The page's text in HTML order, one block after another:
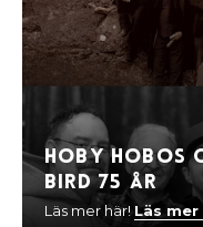
Hoby Hobos
Bird 75 år
Läs mer här!Läs mer